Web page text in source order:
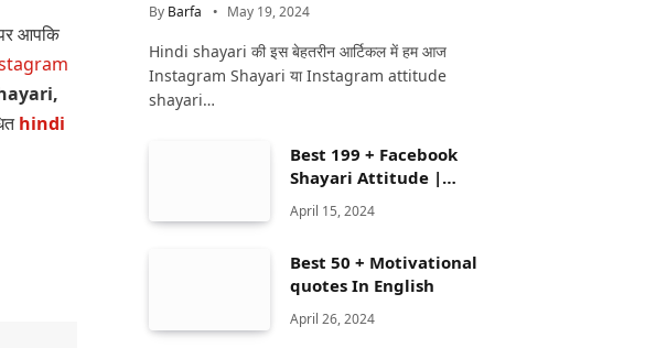
आपकि
hindi
By Barfa May 19, 2024
Hindi shayari की इस बेहतरीन आर्टिकल में हम आज
Instagram Shayari या Instagram attitude
shayari…
Best 199 + Facebook
Shayari Attitude |
Facebook shayari
April 15, 2024
Best 50 + Motivational
quotes In English
April 26, 2024